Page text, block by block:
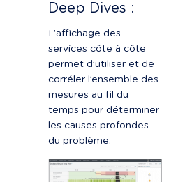
Deep Dives :
L’affichage des
services côte à côte
permet d’utiliser et de
corréler l’ensemble des
mesures au fil du
temps pour déterminer
les causes profondes
du problème.